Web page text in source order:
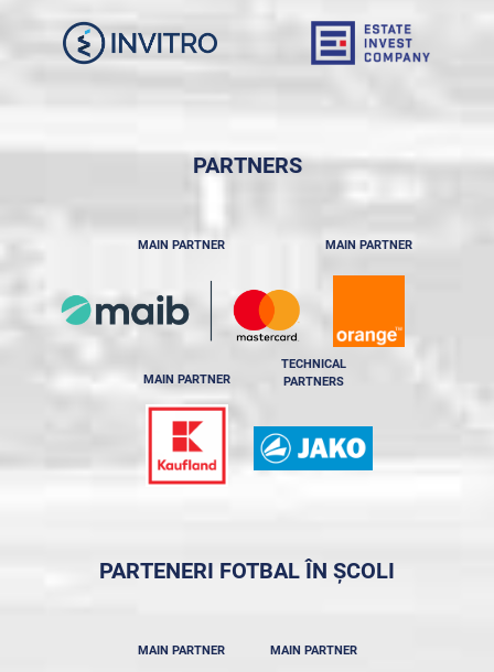
PARTNERS
MAIN PARTNER MAIN PARTNER
MAIN PARTNER
TECHNICAL
PARTNERS
PARTENERI FOTBAL ÎN ȘCOLI
MAIN PARTNER MAIN PARTNER